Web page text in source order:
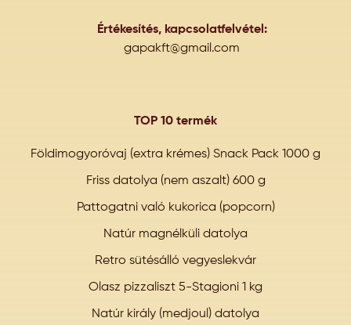
Értékesítés, kapcsolatfelvétel:
gapakft@gmail.com
TOP 10 termék
Földimogyoróvaj (extra krémes) Snack Pack 1000 g
Friss datolya (nem aszalt) 600 g
Pattogatni való kukorica (popcorn)
Natúr magnélküli datolya
Retro sütésálló vegyeslekvár
Olasz pizzaliszt 5-Stagioni 1 kg
Natúr király (medjoul) datolya